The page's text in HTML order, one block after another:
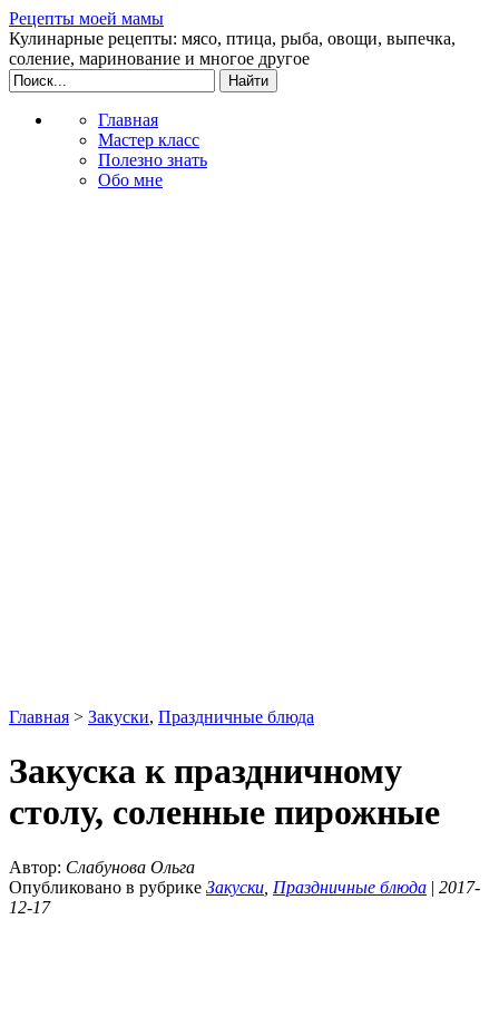
Рецепты моей мамы
Кулинарные рецепты: мясо, птица, рыба, овощи, выпечка,
соление, маринование и многое другое
Главная
Мастер класс
Полезно знать
Обо мне
Главная > Закуски, Праздничные блюда
Закуска к праздничному
столу, соленные пирожные
Автор: Слабунова Ольга
Опубликовано в рубрике Закуски Праздничные блюда | 2017-
12-17